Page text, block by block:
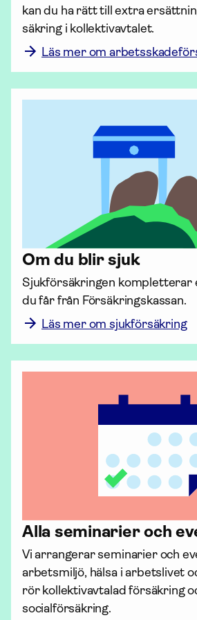
kan du ha rätt till extra
säkring i kollektiv­avtalet.
Läs mer om
Om du blir sjuk
Sjuk­försäkringen kompletterar
du får från Försäkrings­kassan.
Läs mer om sjukförsäkring
Alla seminarier och
Vi arrangerar seminarier och
arbetsmiljö, hälsa i arbetslivet
rör kollektiv­avtalad för­säkring
socialförsäkring.